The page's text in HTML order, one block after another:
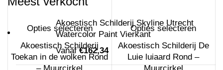
Opties selecteren
Akoestisch Schilderij
Toekan in de wolken Rond
– Muurcirkel
Opties selecteren
Akoestisch Schilderij De
Luie luiaard Rond –
Muurcirkel
Akoestisch Schilderij Skyline Utrecht
Watercolor Paint Vierkant
Vanaf€162,34